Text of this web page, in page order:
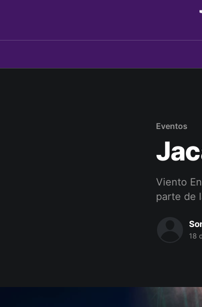
Eventos
Viento
parte de
18